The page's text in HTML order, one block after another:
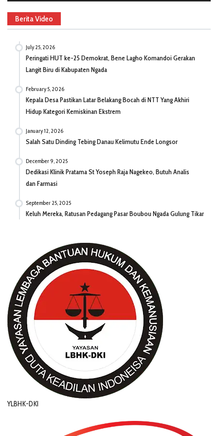
Berita Video
July 25, 2026
Peringati HUT ke-25 Demokrat, Bene Lagho Komandoi Gerakan
Langit Biru di Kabupaten Ngada
February 5, 2026
Kepala Desa Pastikan Latar Belakang Bocah di NTT Yang Akhiri
Hidup Kategori Kemiskinan Ekstrem
January 12, 2026
Salah Satu Dinding Tebing Danau Kelimutu Ende Longsor
December 9, 2025
Dedikasi Klinik Pratama St Yoseph Raja Nagekeo, Butuh Analis
dan Farmasi
September 25, 2025
Keluh Mereka, Ratusan Pedagang Pasar Boubou Ngada Gulung Tikar
YLBHK-DKI